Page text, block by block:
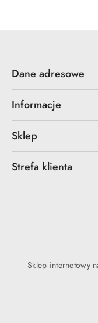
Dane adresowe
Informacje
Sklep
Strefa klienta
Sklep internetowy